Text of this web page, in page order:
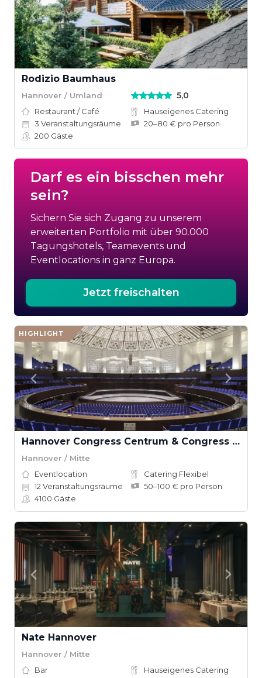
Rodizio Baumhaus
Hannover / Umland 5,0
Restaurant / Café
Hauseigenes Catering
3 Veranstaltungsräume
20–80 € pro Person
200 Gäste
Darf es ein bisschen mehr
sein?
Sichern Sie sich Zugang zu unserem
erweiterten Portfolio mit über 90.000
Tagungshotels, Teamevents und
Eventlocations in ganz Europa.
Jetzt freischalten
HIGHLIGHT
Hannover Congress Centrum & Congress Hotel am Stadtpark
Hannover / Mitte
Eventlocation
Catering Flexibel
12 Veranstaltungsräume
50–100 € pro Person
4100 Gäste
Nate Hannover
Hannover / Mitte
Bar
Hauseigenes Catering